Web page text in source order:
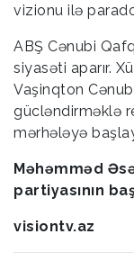
vizionu ilə
ABŞ Cənubi
siyasəti aparır.
Vaşinqton
gücləndirməklə
mərhələyə
Məhəmməd
partiyasının
visiontv.az